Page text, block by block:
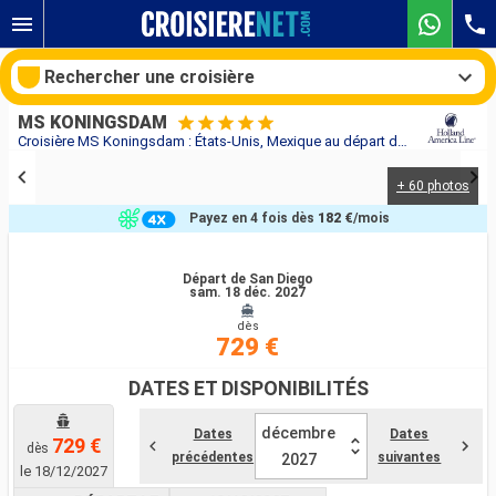
Croisière MS Koningsdam : États-Unis, Mexique au départ de San Diego
MS KONINGSDAM
+ 60 photos
Départ de San Diego
sam. 18 déc. 2027
dès
729 €
Payez en 4 fois dès 182 €/mois
DATES ET DISPONIBILITÉS
dès 729 €
le 18/12/2027
Dates
précédentes
décembre
2027
Dates
suivantes
Rechercher une croisière
Compagnies
Rechercher